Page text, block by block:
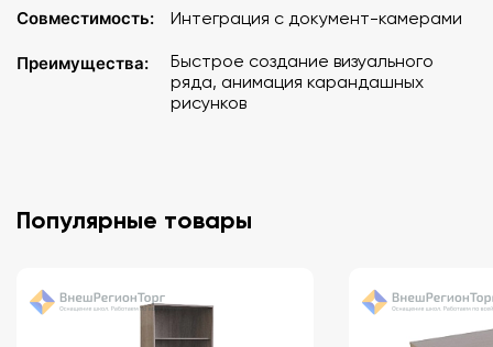
Совместимость:
Интеграция с документ-камерами
Преимущества:
Быстрое создание визуального
ряда, анимация карандашных
рисунков
Популярные товары